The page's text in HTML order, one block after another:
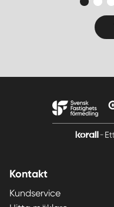
Kontakt
Kundservice